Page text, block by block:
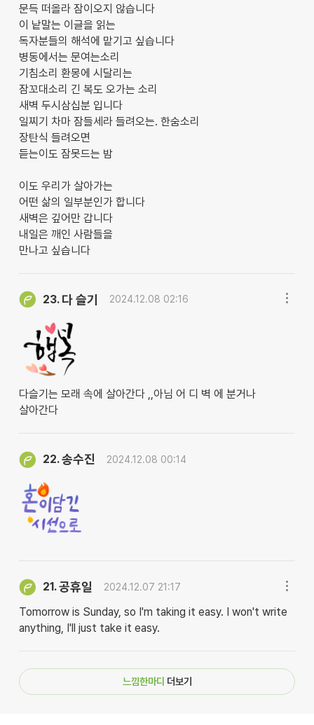
문득 떠올라 잠이오지 않습니다
이 낱말는 이글을 읽는
독자분들의 해석에 맡기고 싶습니다
병동에서는 문여는소리
기침소리 환몽에 시달리는
잠꼬대소리 긴 복도 오가는 소리
새벽 두시삼십분 입니다
일찌기 차마 잠들세라 들려오는. 한숨소리
장탄식 들려오면
듣는이도 잠못드는 밤
이도 우리가 살아가는
어떤 삶의 일부분인가 합니다
새벽은 깊어만 갑니다
내일은 깨인 사람들을
만나고 싶습니다
23. 다 슬기 2024.12.08 02:16
다슬기는 모래 속에 살아간다 ,,아님 어 디 벽 에 분거나
살아간다
22.송수진 2024.12.08 00:14
21.공휴일 2024.12.07 21:17
Tomorrow is Sunday, so I'm taking it easy. I won't write
anything, I'll just take it easy.
느낌한마디 더보기